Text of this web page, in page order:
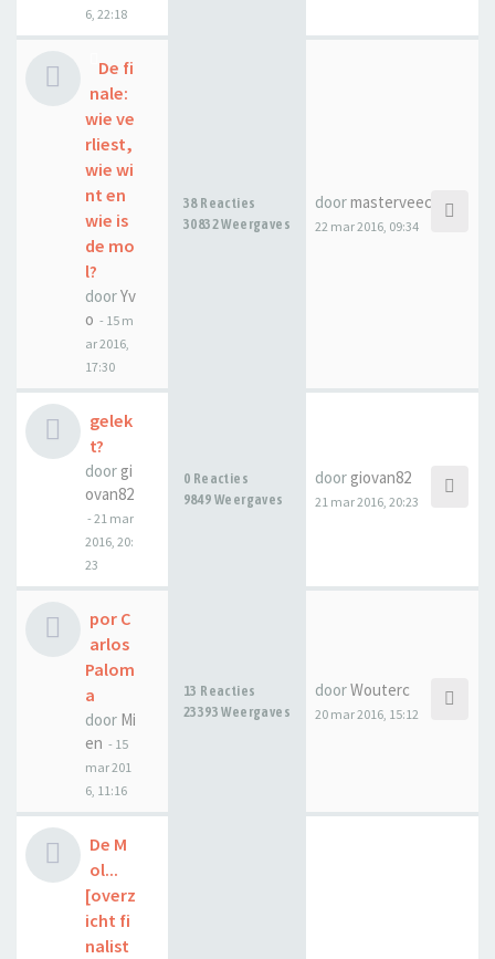
6, 22:18
De fi
nale:
wie ve
rliest,
wie wi
nt en
wie is
de mo
l?
doorYv
o - 15 m
ar 2016,
17:30
38 Reacties
30832 Weergaves
doormasterveecee
22 mar 2016, 09:34
gelek
t?
door gi
ovan82
- 21 mar
2016, 20:
23
0 Reacties
9849 Weergaves
door giovan82
21 mar 2016, 20:23
por C
arlos
Palom
a
door Mi
en - 15
mar 201
6, 11:16
13 Reacties
23393 Weergaves
doorWouterc
20 mar 2016, 15:12
De M
ol...
[overz
icht fi
nalist